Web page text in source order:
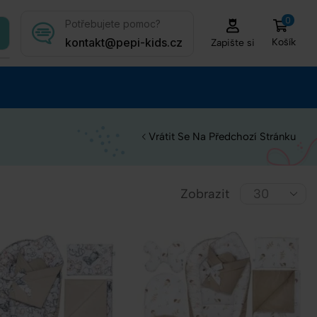
Potřebujete pomoc?
kontakt@pepi-kids.cz Zapište si
0
Košík
Vrátit Se Na Předchozí Stránku
Zobrazit